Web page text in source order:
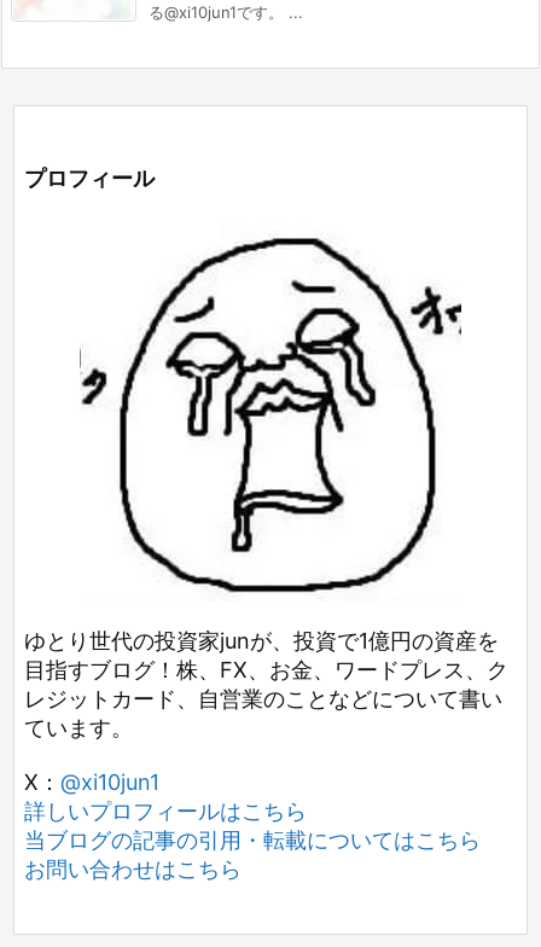
る@xi10jun1です。 ...
プロフィール
ゆとり世代の投資家junが、投資で1億円の資産を
目指すブログ！株、FX、お金、ワードプレス、ク
レジットカード、自営業のことなどについて書い
ています。
X： @xi10jun1
詳しいプロフィールはこちら
当ブログの記事の引用・転載についてはこちら
お問い合わせはこちら